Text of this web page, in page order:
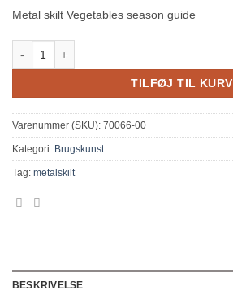
Metal skilt Vegetables season guide
TILFØJ TIL KURV
Varenummer (SKU): 70066-00
Kategori: Brugskunst
Tag: metalskilt
BESKRIVELSE